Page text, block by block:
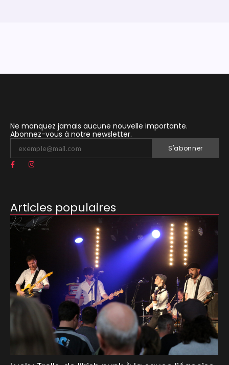
Ne manquez jamais aucune nouvelle importante.
Abonnez-vous à notre newsletter.
S'abonner
Articles populaires